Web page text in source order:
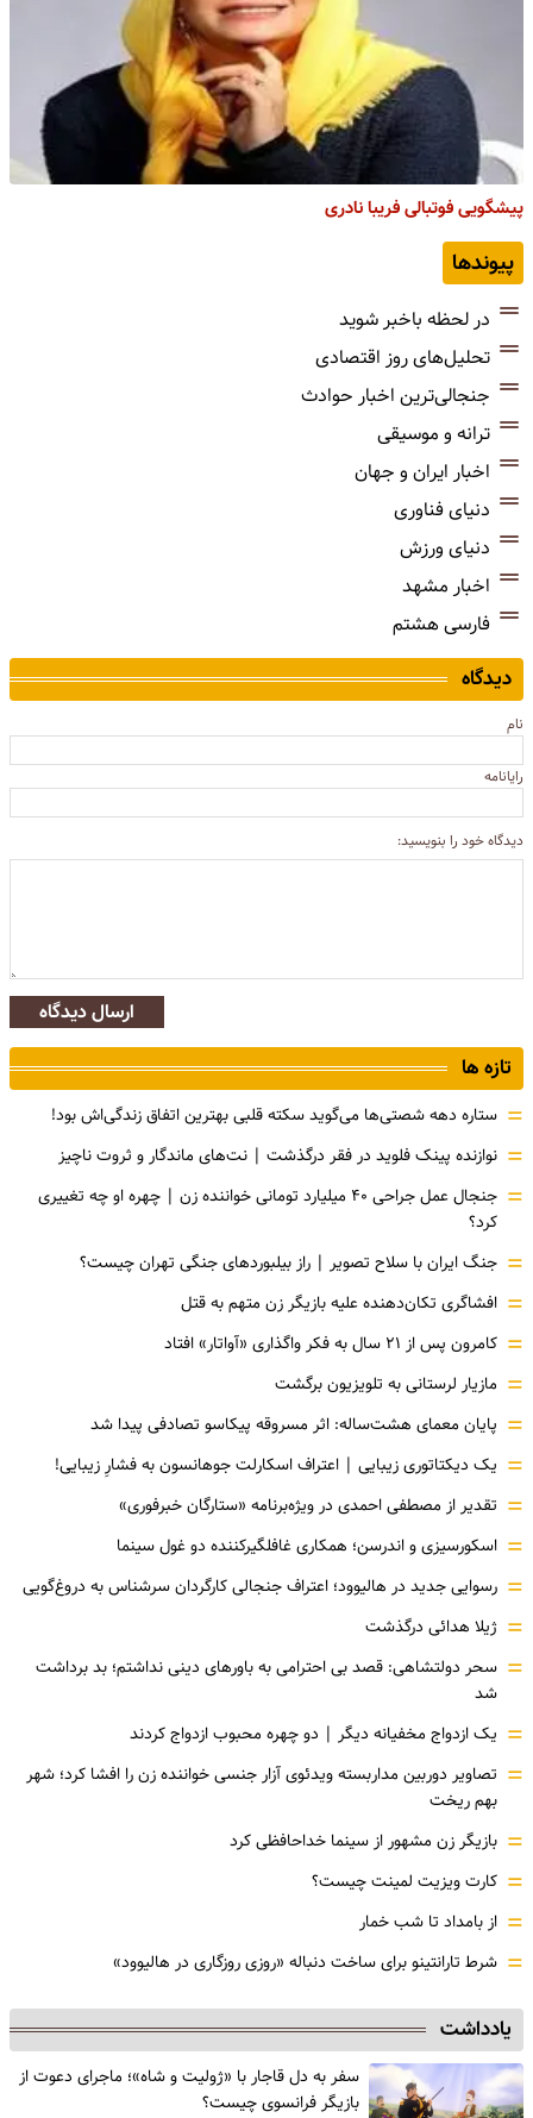
پیشگویی فوتبالی فریبا نادری
پیوندها
در لحظه باخبر شوید
تحلیل‌های روز اقتصادی
جنجالی‌ترین اخبار حوادث
ترانه و موسیقی
اخبار ایران و جهان
دنیای فناوری
دنیای ورزش
اخبار مشهد
فارسی هشتم
دیدگاه
نام
رایانامه
دیدگاه خود را بنویسید:
ارسال دیدگاه
تازه ها
= ستاره دهه شصتی‌ها می‌گوید سکته قلبی بهترین اتفاق زندگی‌اش بود!
= نوازنده پینک فلوید در فقر درگذشت | نت‌های ماندگار و ثروت ناچیز
=
جنجال عمل جراحی ۴۰ میلیارد تومانی خواننده زن | چهره او چه تغییری
کرد؟
= جنگ ایران با سلاح تصویر | راز بیلبوردهای جنگی تهران چیست؟
= افشاگری‌ تکان‌دهنده علیه بازیگر زن متهم به قتل
= کامرون پس از ۲۱ سال به فکر واگذاری «آواتار» افتاد
= مازیار لرستانی به تلویزیون برگشت
= پایان معمای هشت‌ساله: اثر مسروقه پیکاسو تصادفی پیدا شد
= یک دیکتاتوری زیبایی | اعتراف اسکارلت جوهانسون به فشارِ زیبایی!
= تقدیر از مصطفی احمدی در ویژه‌برنامه «ستارگان خبرفوری»
= اسکورسیزی و اندرسن؛ همکاری غافلگیرکننده دو غول سینما
= رسوایی جدید در هالیوود؛ اعتراف جنجالی کارگردان سرشناس به دروغ‌گویی
= ژیلا هدائی درگذشت
= سحر دولتشاهی: قصد بی احترامی به باورهای دینی نداشتم؛ بد برداشت
شد
= یک ازدواج مخفیانه دیگر | دو چهره محبوب ازدواج کردند
= تصاویر دوربین مداربسته ویدئوی آزار جنسی خواننده زن را افشا کرد؛ شهر
بهم ریخت
= بازیگر زن مشهور از سینما خداحافظی کرد
= کارت ویزیت لمینت چیست؟
= از بامداد تا شب خمار
= شرط تارانتینو برای ساخت دنباله «روزی روزگاری در هالیوود»
یادداشت
سفر به دل قاجار با «ژولیت و شاه»؛ ماجرای دعوت از
‌بازیگر فرانسوی چیست؟